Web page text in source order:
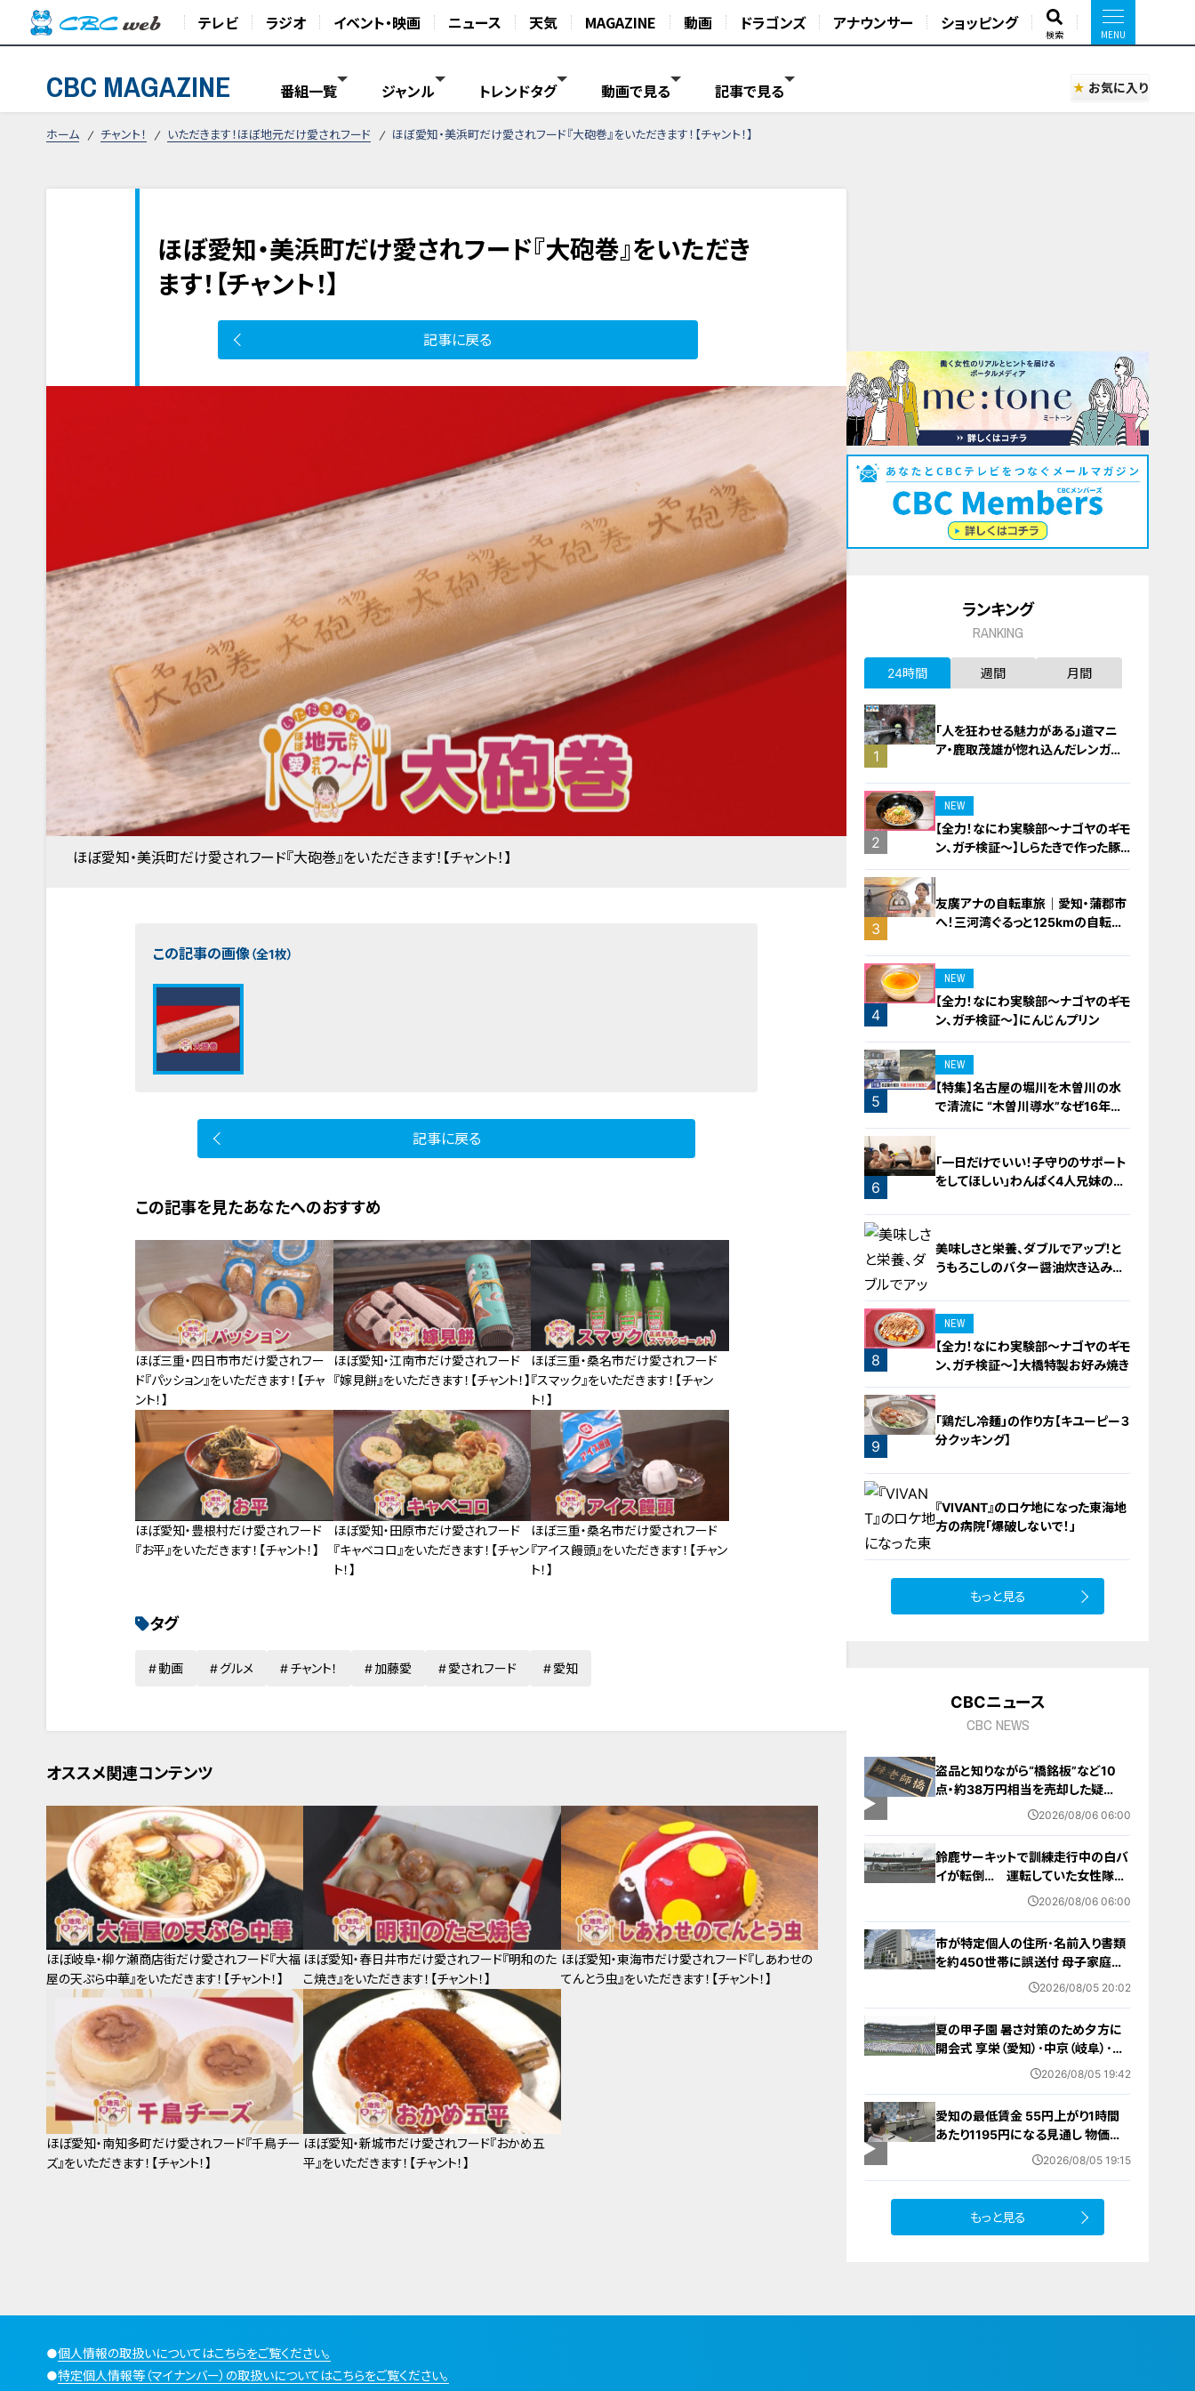
テレビ ラジオ イベント・映画 ニュース 天気 MAGAZINE 動画 ドラゴンズ アナウンサー ショッピング
検索
CBC MAGAZINE 番組一覧 ジャンル トレンドタグ 動画で見る 記事で見る お気に入り
ホーム チャント！ いただきます！ほぼ地元だけ愛されフード ほぼ愛知・美浜町だけ愛されフード『大砲巻』をいただきます！【チャント！】
ほぼ愛知・美浜町だけ愛されフード『大砲巻』をいただき
ます！【チャント！】
記事に戻る
ほぼ愛知・美浜町だけ愛されフード『大砲巻』をいただきます！【チャント！】
この記事の画像（全1枚）
記事に戻る
この記事を見たあなたへのおすすめ
ほぼ三重・四日市市だけ愛されフー
ド『パッション』をいただきます！【チャ
ント！】
ほぼ愛知・江南市だけ愛されフード
『嫁見餅』をいただきます！【チャント！】
ほぼ三重・桑名市だけ愛されフード
『スマック』をいただきます！【チャン
ト！】
ほぼ愛知・豊根村だけ愛されフード
『お平』をいただきます！【チャント！】
ほぼ愛知・田原市だけ愛されフード
『キャベコロ』をいただきます！【チャン
ト！】
ほぼ三重・桑名市だけ愛されフード
『アイス饅頭』をいただきます！【チャン
ト！】
タグ
動画 グルメ チャント！ 加藤愛 愛されフード 愛知
オススメ関連コンテンツ
ほぼ岐阜・柳ケ瀬商店街だけ愛されフード『大福
屋の天ぷら中華』をいただきます！【チャント！】
ほぼ愛知・春日井市だけ愛されフード『明和のた
こ焼き』をいただきます！【チャント！】
ほぼ愛知・東海市だけ愛されフード『しあわせの
てんとう虫』をいただきます！【チャント！】
ほぼ愛知・南知多町だけ愛されフード『千鳥チー
ズ』をいただきます！【チャント！】
ほぼ愛知・新城市だけ愛されフード『おかめ五
平』をいただきます！【チャント！】
ランキング
RANKING
24時間 週間 月間
1
「人を狂わせる魅力がある」道マニ
ア・鹿取茂雄が惚れ込んだレンガの
2
NEW
【全力！なにわ実験部～ナゴヤのギモ
ン、ガチ検証～】しらたきで作った豚
バラミンチの油そば
3
友廣アナの自転車旅｜愛知・蒲郡市
へ！三河湾ぐるっと125kmの自転車
4
NEW
【全力！なにわ実験部～ナゴヤのギモ
ン、ガチ検証～】にんじんプリン
5
NEW
【特集】名古屋の堀川を木曽川の水
で清流に “木曽川導水”なぜ16年ぶ
り？【newsX】
6
「一日だけでいい！子守りのサポート
をしてほしい」わんぱく4人兄妹の子
7
美味しさと栄養、ダブルでアップ！と
うもろこしのバター醤油炊き込みご
8
NEW
【全力！なにわ実験部～ナゴヤのギモ
ン、ガチ検証～】大橋特製お好み焼き
9
「鶏だし冷麺」の作り方【キユーピー３
分クッキング】
『VIVANT』のロケ地になった東海地
方の病院「爆破しないで！」
もっと見る
CBCニュース
CBC NEWS
盗品と知りながら“橋銘板”など10
点・約38万円相当を売却した疑
い… 無職の男（63）を逮捕 「知り
2026/08/06 06:00
鈴鹿サーキットで訓練走行中の白バ
イが転倒… 運転していた女性隊員
（20代）が頭を打つなどして重傷
2026/08/06 06:00
市が特定個人の住所･名前入り書類
を約450世帯に誤送付 母子家庭が
医療助成費受ける更新手続きの“見
2026/08/05 20:02
夏の甲子園 暑さ対策のため夕方に
開会式 享栄（愛知）･中京（岐阜）･三
重（三重）の球児たちも晴れやかな表
2026/08/05 19:42
愛知の最低賃金 55円上がり1時間
あたり1195円になる見通し 物価高
で｢もっと上げてほしい｣の声…一方
2026/08/05 19:15
もっと見る
●個人情報の取扱いについてはこちらをご覧ください。
●特定個人情報等（マイナンバー）の取扱いについてはこちらをご覧ください。